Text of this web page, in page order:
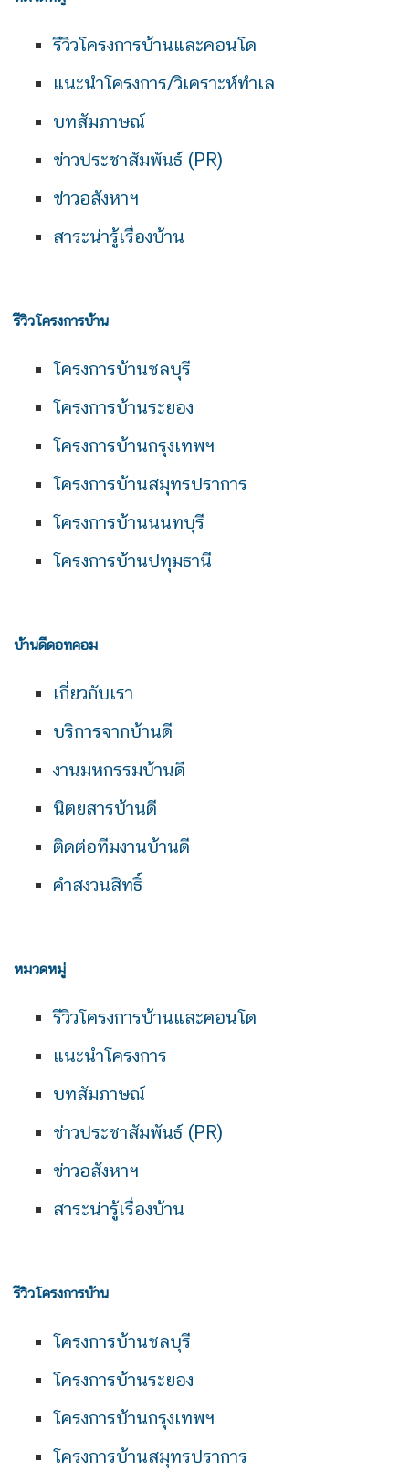
รีวิวโครงการบ้านและคอนโด
แนะนำโครงการ/วิเคราะห์ทำเล
บทสัมภาษณ์
ข่าวประชาสัมพันธ์ (PR)
ข่าวอสังหาฯ
สาระน่ารู้เรื่องบ้าน
รีวิวโครงการบ้าน
โครงการบ้านชลบุรี
โครงการบ้านระยอง
โครงการบ้านกรุงเทพฯ
โครงการบ้านสมุทรปราการ
โครงการบ้านนนทบุรี
โครงการบ้านปทุมธานี
บ้านดีดอทคอม
เกี่ยวกับเรา
บริการจากบ้านดี
งานมหกรรมบ้านดี
นิตยสารบ้านดี
ติดต่อทีมงานบ้านดี
คำสงวนสิทธิ์
หมวดหมู่
รีวิวโครงการบ้านและคอนโด
แนะนำโครงการ
บทสัมภาษณ์
ข่าวประชาสัมพันธ์ (PR)
ข่าวอสังหาฯ
สาระน่ารู้เรื่องบ้าน
รีวิวโครงการบ้าน
โครงการบ้านชลบุรี
โครงการบ้านระยอง
โครงการบ้านกรุงเทพฯ
โครงการบ้านสมุทรปราการ